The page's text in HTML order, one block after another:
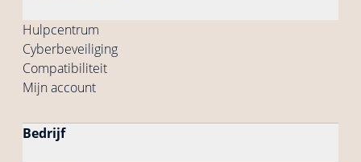
Hulpcentrum
Cyberbeveiliging
Compatibiliteit
Mijn account
Bedrijf